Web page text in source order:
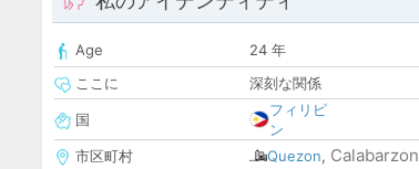
Age
24 年
ここに
深刻な関係
国
フィリピ
ン
市区町村
Quezon, Calabarzon